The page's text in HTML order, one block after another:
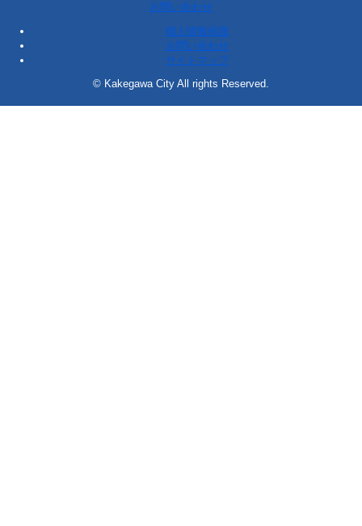
お問い合わせ
個人情報保護
お問い合わせ
サイトマップ
© Kakegawa City All rights Reserved.